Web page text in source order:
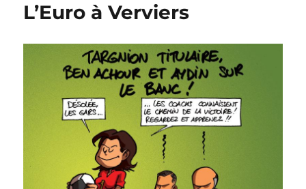
L’Euro à Verviers